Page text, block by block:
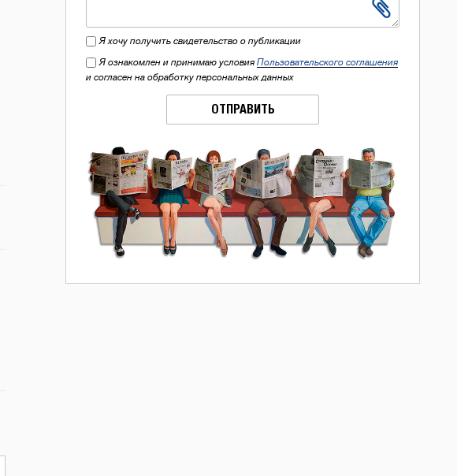
Я хочу получить свидетельство о публикации
Я ознакомлен и принимаю условия Пользовательского соглашения
и согласен на обработку персональных данных
ОТПРАВИТЬ